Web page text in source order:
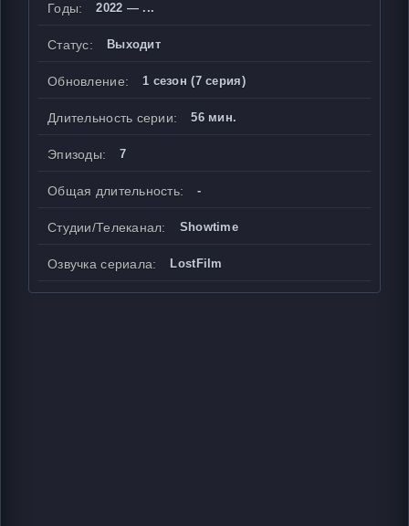
Годы: 2022 — ...
Статус: Выходит
Обновление: 1 сезон (7 серия)
Длительность серии: 56 мин.
Эпизоды: 7
Общая длительность: -
Студии/Телеканал: Showtime
Озвучка сериала: LostFilm